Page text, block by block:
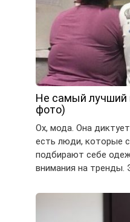
Не самый лучший
фото)
Ох, мода. Она
есть люди, которые
подбирают себе
внимания на тренды.